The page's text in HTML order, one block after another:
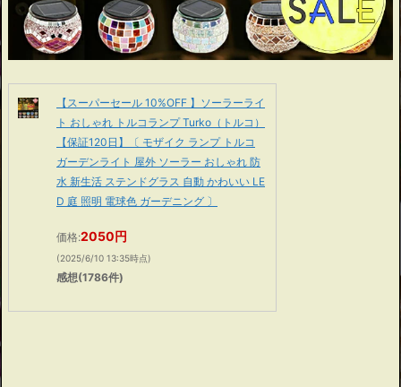
【スーパーセール 10%OFF 】ソーラーライ
ト おしゃれ トルコランプ Turko（トルコ）
【保証120日】〔 モザイク ランプ トルコ
ガーデンライト 屋外 ソーラー おしゃれ 防
水 新生活 ステンドグラス 自動 かわいい LE
D 庭 照明 電球色 ガーデニング 〕
価格:2050円
(2025/6/10 13:35時点)
感想(1786件)